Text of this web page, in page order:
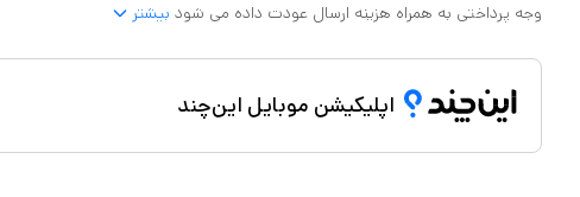
وجه پرداختی به همراه هزینه ارسال عودت داده می شود بیشتر
اپلیکیشن موبایل این‌چند